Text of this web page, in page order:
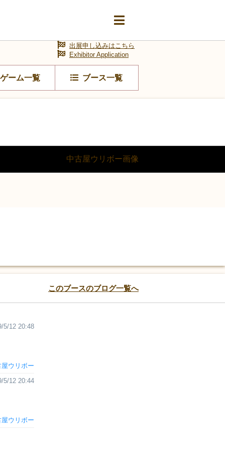
ゲーム一覧 ブース一覧
出展申し込みはこちら
Exhibitor Application
このブースのブログ一覧へ
5/12 20:48
屋ウリボー
5/12 20:44
屋ウリボー